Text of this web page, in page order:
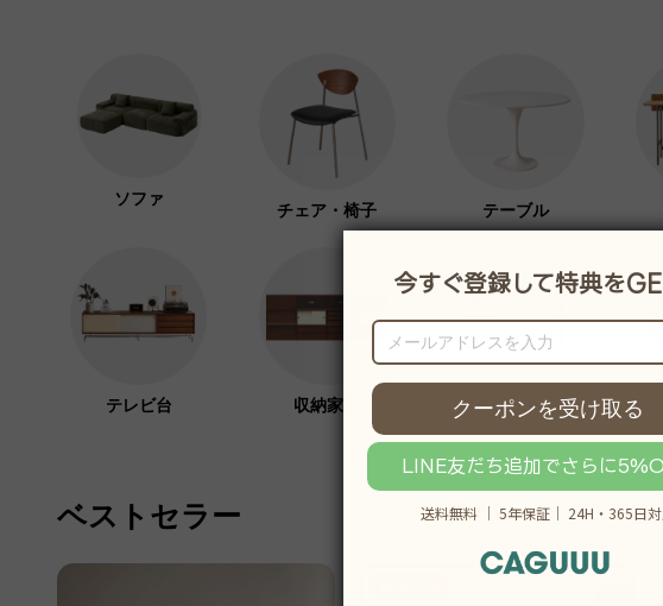
ソファ
チェア・椅子 テーブル
テレビ台 収納家具 ドレッサー
ベストセラー